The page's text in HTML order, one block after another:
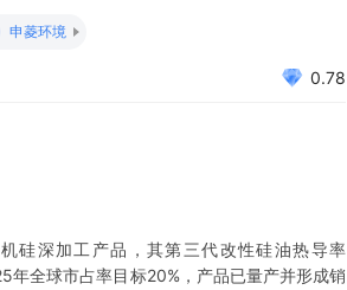
申菱环境
0.78
硅深加工产品，其第三代改性硅油热导率
全球市占率目标20%，产品已量产并形成销